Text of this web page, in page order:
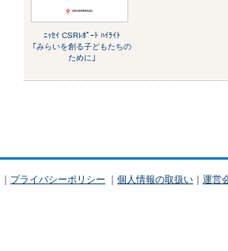
ﾆｯｾｲ CSRﾚﾎﾟｰﾄ ﾊｲﾗｲﾄ
｢みらいを創る子どもたちの
ために｣
｜ プライバシーポリシー ｜ 個人情報の取扱い ｜ 運営